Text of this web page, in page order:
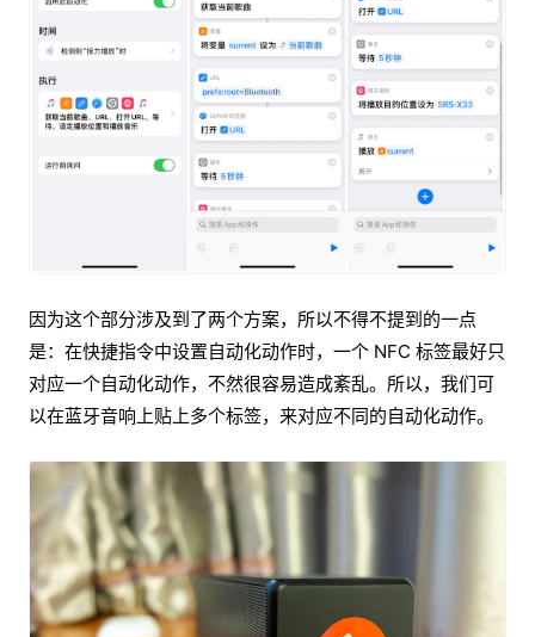
因为这个部分涉及到了两个方案，所以不得不提到的一点
是：在快捷指令中设置自动化动作时，一个 NFC 标签最好只
对应一个自动化动作，不然很容易造成紊乱。所以，我们可
以在蓝牙音响上贴上多个标签，来对应不同的自动化动作。